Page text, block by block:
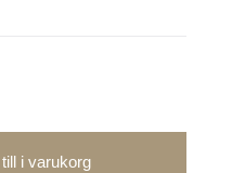
i varukorg